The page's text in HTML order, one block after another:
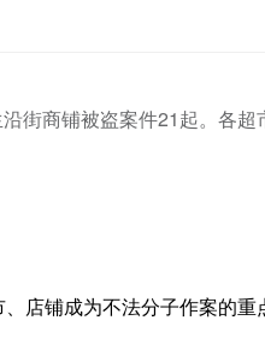
街商铺被盗案件21起。各
店铺成为不法分子作案的